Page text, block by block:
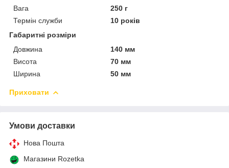
Вага
250 г
Термін служби
10 років
Габаритні розміри
Довжина
140 мм
Висота
70 мм
Ширина
50 мм
Приховати
Умови доставки
Нова Пошта
Магазини Rozetka